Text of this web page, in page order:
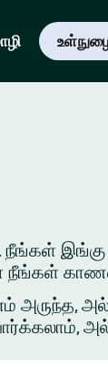
நீங்கள்
நீங்கள்